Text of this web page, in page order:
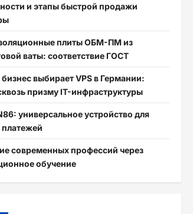
и этапы быстрой продажи
плиты ОБМ-ПМ из
ваты: соответствие ГОСТ
выбирает VPS в Германии:
призму IT-инфраструктуры
универсальное устройство для
современных профессий через
обучение